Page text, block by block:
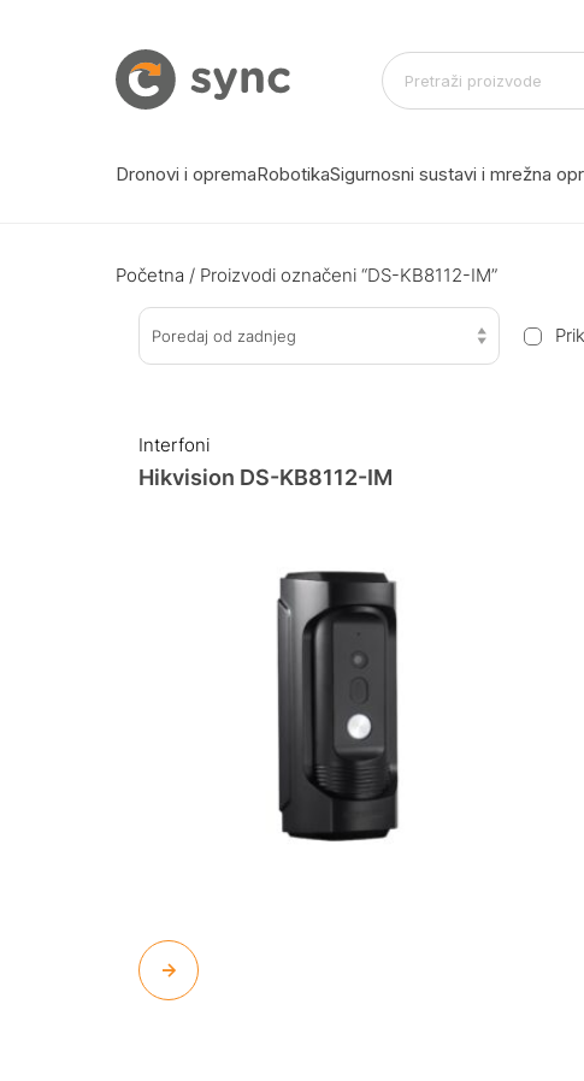
Dronovi i opremaRobotikaSigurnosni sustavi i mrežna
Početna / Proizvodi označeni “DS-KB8112-IM”
Poredaj od zadnjeg
Interfoni
Hikvision DS-KB8112-IM